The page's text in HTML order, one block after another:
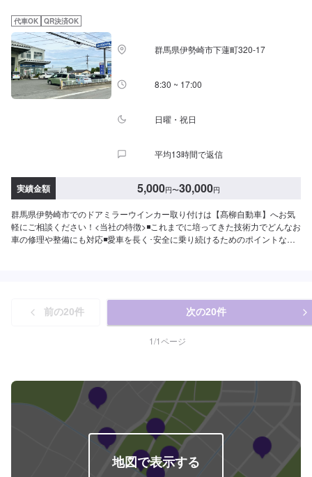
さい。-----代車について-----無料の代車をご用意しています。お車の作業中は
代車をご利用ください。※代車の燃料代はお客様にご負担いただいておりま
す。-----ご来店時の注意、受付方法-----当工場は太田桐生インターチェンジか
ら５分入庫の際はお気をつけてお越しください。駐車スペースは工場前の空
いているスペースに駐車してください。受付はスタッフへ「メンテモで予約
しました」とお伝えください。ご案内いたします。【定休日・営業時間】定
休日：日曜日営業時間：9:00~19:00
代車OK QR決済OK
群馬県伊勢崎市下蓮町320-17
8:30 ~ 17:00
日曜・祝日
平均13時間で返信
実績金額 5,000円〜30,000円
群馬県伊勢崎市でのドアミラーウインカー取り付けは【髙柳自動車】へお気
軽にご相談ください！<当社の特徴>◾これまでに培ってきた技術力でどんなお
車の修理や整備にも対応◾愛車を長く･安全に乗り続けるためのポイントなど
だければ作業開始【4】仕上がり次第納車-----納期について-----納期は通常1日
～2日程度で納車となります。(要相談)納期は前後する場合がございます。予
めご了承ください。-----代車について-----代車をご用意しています。お車の作
業中は代車をご利用ください。※代車の燃料代はお客様にご負担いただいてお
内いたします。【定休日・営業時間】定休日：日曜日、祝日営業時間：
8:30~1７:00
前の20件 次の20件
1/1ページ
地図で表示する